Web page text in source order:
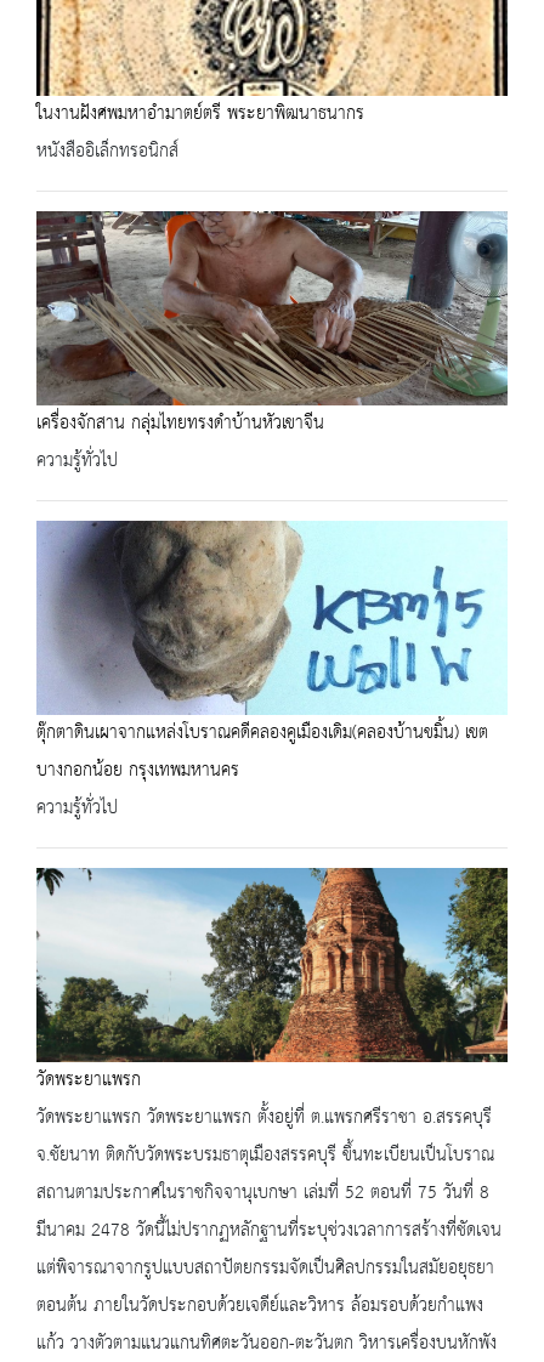
ในงานฝังศพมหาอำมาตย์ตรี พระยาพิฒนาธนากร
หนังสืออิเล็กทรอนิกส์
เครื่องจักสาน กลุ่มไทยทรงดำบ้านหัวเขาจีน
ความรู้ทั่วไป
ตุ๊กตาดินเผาจากแหล่งโบราณคดีคลองคูเมืองเดิม(คลองบ้านขมิ้น) เขต
บางกอกน้อย กรุงเทพมหานคร
ความรู้ทั่วไป
วัดพระยาแพรก
วัดพระยาแพรก วัดพระยาแพรก ตั้งอยู่ที่ ต.แพรกศรีราชา อ.สรรคบุรี
จ.ชัยนาท ติดกับวัดพระบรมธาตุเมืองสรรคบุรี ขึ้นทะเบียนเป็นโบราณ
สถานตามประกาศในราชกิจจานุเบกษา เล่มที่ 52 ตอนที่ 75 วันที่ 8
มีนาคม 2478 วัดนี้ไม่ปรากฏหลักฐานที่ระบุช่วงเวลาการสร้างที่ชัดเจน
แต่พิจารณาจากรูปแบบสถาปัตยกรรมจัดเป็นศิลปกรรมในสมัยอยุธยา
ตอนต้น ภายในวัดประกอบด้วยเจดีย์และวิหาร ล้อมรอบด้วยกำแพง
แก้ว วางตัวตามแนวแกนทิศตะวันออก-ตะวันตก วิหารเครื่องบนหักพัง